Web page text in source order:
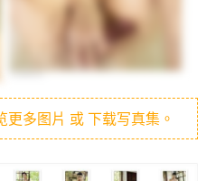
多图片 或 下载写真集。